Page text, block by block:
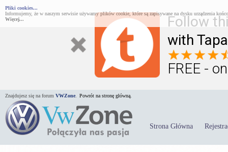
Follow
with
FREE -
Pliki cookies...
Informujemy, że w naszym serwisie używamy plików cookie, które są zapisywane na dysku urządzenia
Więcej...
Znajdujesz się na forum VWZone Powrót na stronę główną.
Strona Główna